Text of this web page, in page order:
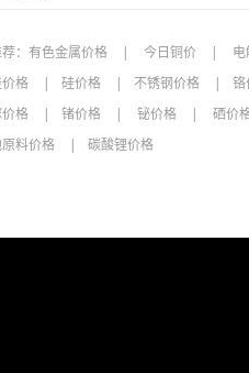
： 有色金属价格 今日铜价
格
硅价格 不锈钢价格 铬
格
锗价格 铋价格 硒价
料价格
碳酸锂价格